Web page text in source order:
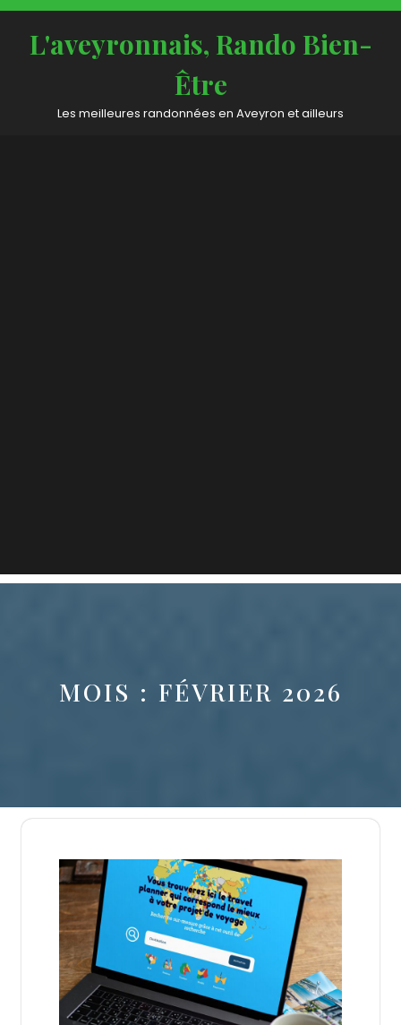
Skip
contentL'aveyronnais, Rando Bien-
Être
Les meilleures randonnées en Aveyron et ailleurs
MOIS : FÉVRIER 2026